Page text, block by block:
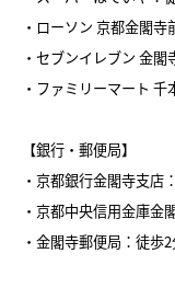
・ローソン 京都金閣寺
・セブンイレブン 金
・ファミリーマート
【銀行・郵便局】
・京都銀行金閣寺支店
・京都中央信用金庫金
・金閣寺郵便局：徒歩